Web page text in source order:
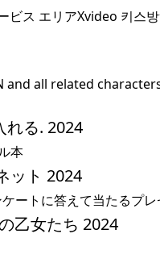
ビス エリアXvideo 키스
and all related
れる. 2024
本
ット 2024
ートに答えて当たるプ
乙女たち 2024